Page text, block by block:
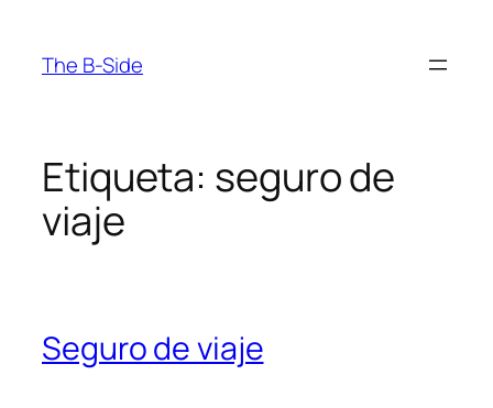
contenido
The B-Side
Etiqueta: seguro de
viaje
Seguro de viaje